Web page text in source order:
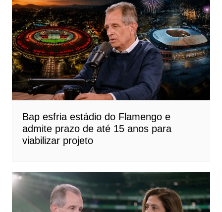
Bap esfria estádio do Flamengo e
admite prazo de até 15 anos para
viabilizar projeto